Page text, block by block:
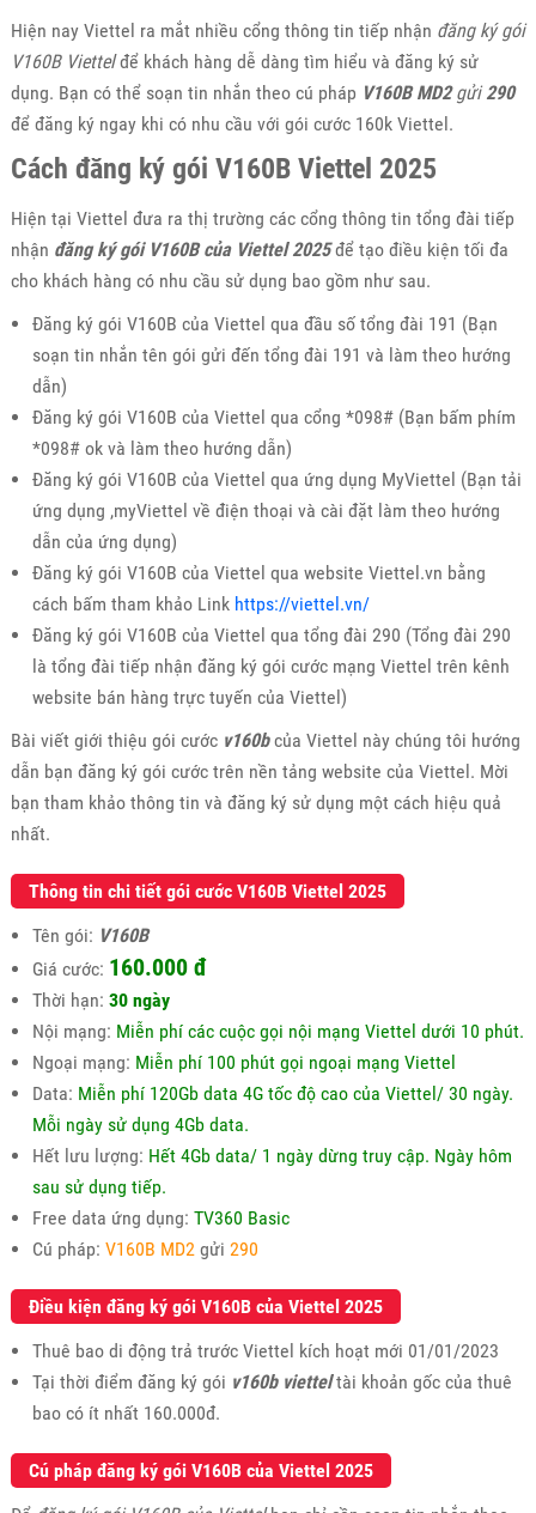
Hiện nay Viettel ra mắt nhiều cổng thông tin tiếp nhận đăng ký gói
V160B Viettelđể khách hàng dễ dàng tìm hiểu và đăng ký sử
dụng. Bạn có thể soạn tin nhắn theo cú pháp V160B MD2gửi290
để đăng ký ngay khi có nhu cầu với gói cước 160k Viettel.
Cách đăng ký gói V160B Viettel 2025
Hiện tại Viettel đưa ra thị trường các cổng thông tin tổng đài tiếp
nhận đăng ký gói V160B của Viettel 2025để tạo điều kiện tối đa
cho khách hàng có nhu cầu sử dụng bao gồm như sau.
Đăng ký gói V160B của Viettel qua đầu số tổng đài 191 (Bạn
soạn tin nhắn tên gói gửi đến tổng đài 191 và làm theo hướng
dẫn)
Đăng ký gói V160B của Viettel qua cổng *098# (Bạn bấm phím
*098# ok và làm theo hướng dẫn)
Đăng ký gói V160B của Viettel qua ứng dụng MyViettel (Bạn tải
ứng dụng ,myViettel về điện thoại và cài đặt làm theo hướng
dẫn của ứng dụng)
Đăng ký gói V160B của Viettel qua website Viettel.vn bằng
cách bấm tham khảo Link https://viettel.vn/
Đăng ký gói V160B của Viettel qua tổng đài 290 (Tổng đài 290
là tổng đài tiếp nhận đăng ký gói cước mạng Viettel trên kênh
website bán hàng trực tuyến của Viettel)
Bài viết giới thiệu gói cước v160bcủa Viettel này chúng tôi hướng
dẫn bạn đăng ký gói cước trên nền tảng website của Viettel. Mời
bạn tham khảo thông tin và đăng ký sử dụng một cách hiệu quả
nhất.
Thông tin chi tiết gói cước V160B Viettel 2025
Tên gói: V160B
Giá cước: 160.000 đ
Thời hạn: 30 ngày
Nội mạng: Miễn phí các cuộc gọi nội mạng Viettel dưới 10 phút.
Ngoại mạng: Miễn phí 100 phút gọi ngoại mạng Viettel
Data: Miễn phí 120Gb data 4G tốc độ cao của Viettel/ 30 ngày.
Mỗi ngày sử dụng 4Gb data.
Hết lưu lượng: Hết 4Gb data/ 1 ngày dừng truy cập. Ngày hôm
sau sử dụng tiếp.
Free data ứng dụng: TV360 Basic
Cú pháp: V160B MD2 gửi 290
Điều kiện đăng ký gói V160B của Viettel 2025
Thuê bao di động trả trước Viettel kích hoạt mới 01/01/2023
Tại thời điểm đăng ký gói v160b vietteltài khoản gốc của thuê
bao có ít nhất 160.000đ.
Cú pháp đăng ký gói V160B của Viettel 2025